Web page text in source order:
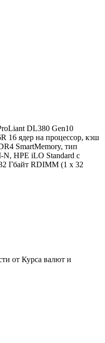
DL380 Gen10
16 ядер на процессор, кэш
SmartMemory, тип
HPE iLO Standard с
Гбайт RDIMM (1 x 32
от Курса валют и